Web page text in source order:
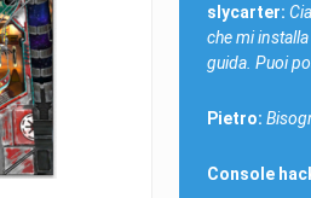
slycarter:
che mi
guida. Puoi
Pietro:
Console